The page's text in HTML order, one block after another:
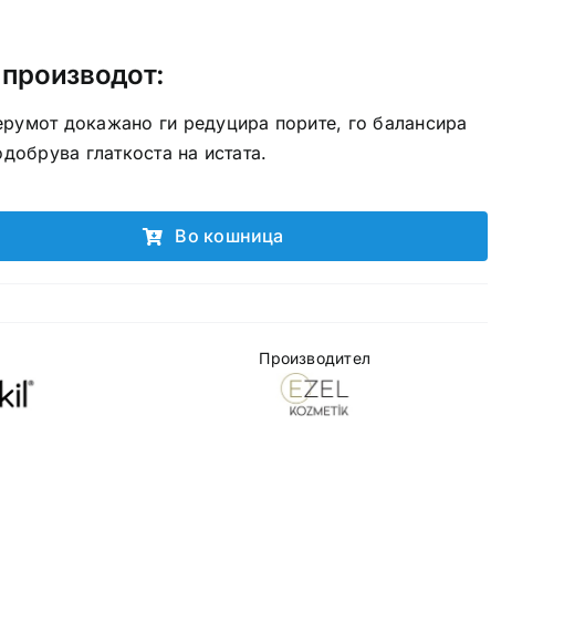
докажано ги редуцира порите, го балансира
глаткоста на истата.
Во кошница
Производител